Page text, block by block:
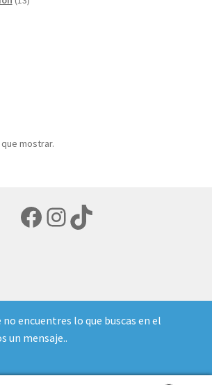
mostrar.
Facebook
Instagram
TikTok
Creado con Storefront y
no encuentres lo que buscas en el
un mensaje..